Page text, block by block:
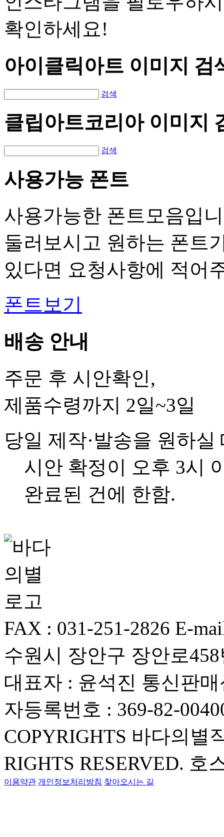
확인하세요!
아이클릭아트 이미지 검
검색
클립아트코리아 이미지
검색
사용가능 폰트
사용가능한 폰트모음입
둘러보시고 원하는 폰트
있다면 요청사항에 적어
폰트보기
배송 안내
주문 후 시안확인,
제품수령까지 2일~3일
당일 제작·발송을 원하실
시안 확정이 오후 3시
완료된 건에 한함.
FAX : 031-251-2826 E-
수원시 장안구 장안로
대표자 : 윤석진 통신판
자등록번호 : 369-82-
COPYRIGHTS 바다의별
RIGHTS RESERVED. 호
이용약관 개인정보처리방침 찾아오시는 길